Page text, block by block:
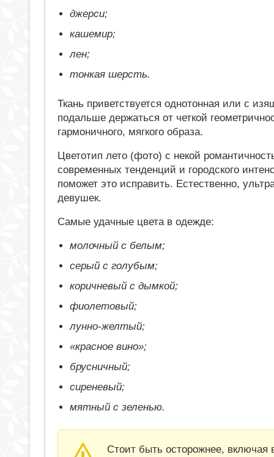
джерси;
кашемир;
лен;
тонкая шерсть.
Ткань приветствуется однотонная или с
подальше держаться от четкой
гармоничного, мягкого образа.
Цветотип лето (фото) с некой
современных тенденций и городского
поможет это исправить. Естественно,
девушек.
Самые удачные цвета в одежде:
молочный с белым;
серый с голубым;
коричневый с дымкой;
фиолетовый;
лунно-желтый;
«красное вино»;
брусничный;
сиреневый;
мятный с зеленью.
Стоит быть осторожнее,